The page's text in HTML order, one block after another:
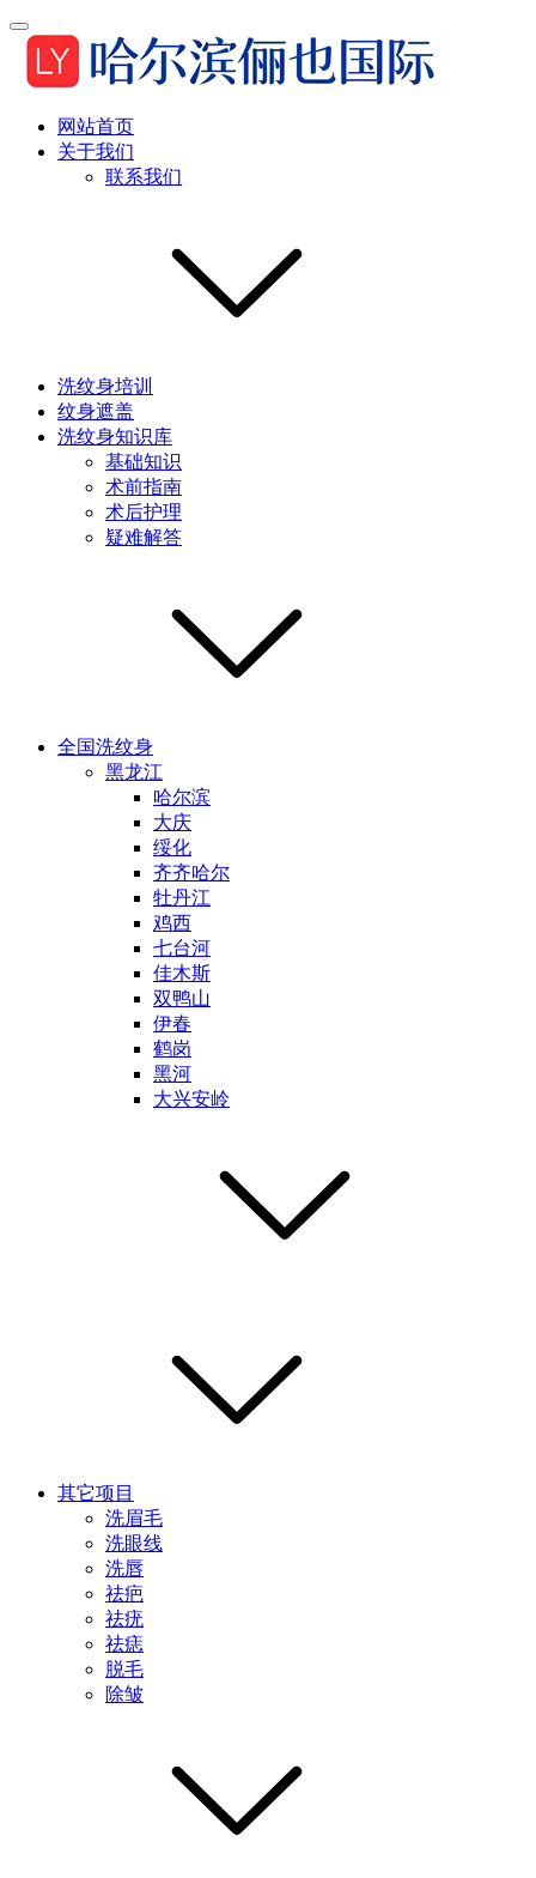
网站首页
关于我们
联系我们
洗纹身培训
纹身遮盖
洗纹身知识库
基础知识
术前指南
术后护理
疑难解答
全国洗纹身
黑龙江
哈尔滨
大庆
绥化
齐齐哈尔
牡丹江
鸡西
七台河
佳木斯
双鸭山
伊春
鹤岗
黑河
大兴安岭
其它项目
洗眉毛
洗眼线
洗唇
祛疤
祛疣
祛痣
脱毛
除皱